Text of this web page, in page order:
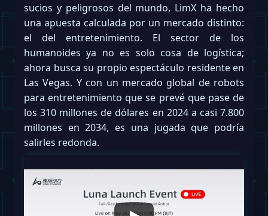
sucios y peligrosos del mundo, LimX ha hecho
una apuesta calculada por un mercado distinto:
el del entretenimiento. El sector de los
humanoides ya no es solo cosa de logística;
ahora busca su propio espectáculo residente en
Las Vegas. Y con un mercado global de robots
para entretenimiento que se prevé que pase de
los 310 millones de dólares en 2024 a casi 7.800
millones en 2034, es una jugada que podría
salirles redonda.